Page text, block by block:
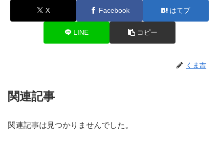
X Facebook はてブ
LINE コピー
くま吉
関連記事
関連記事は見つかりませんでした。